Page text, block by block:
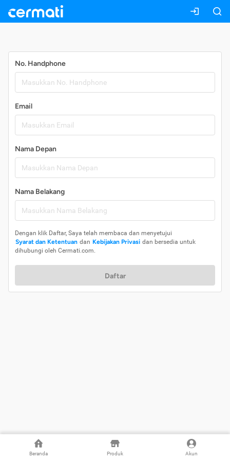
Beranda Produk Akun
No. Handphone
Email
Nama Depan
Nama Belakang
Dengan klik Daftar, Saya telah membaca dan menyetujui
Syarat dan Ketentuan dan Kebijakan Privasi dan bersedia untuk
dihubungi oleh Cermati.com.
Daftar